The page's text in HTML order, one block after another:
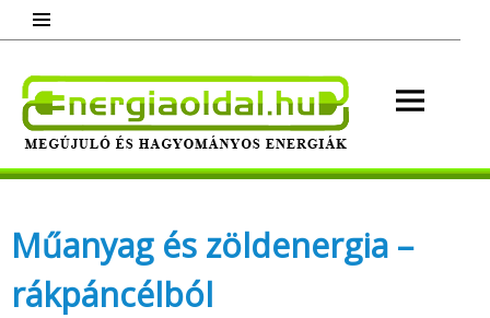
content
Megújuló és hagyományos energiák.
Műanyag és zöldenergia –
rákpáncélból